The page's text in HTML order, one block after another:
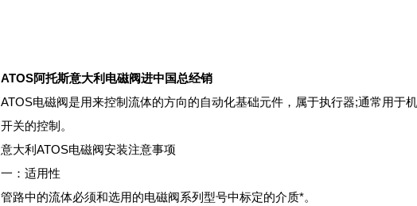
ATOS阿托斯意大利电磁阀进中国总经销
ATOS电磁阀是用来控制流体的方向的自动化基础元件，属于执行器;通常用于
开关的控制。
意大利ATOS电磁阀安装注意事项
一：适用性
管路中的流体必须和选用的电磁阀系列型号中标定的介质*。